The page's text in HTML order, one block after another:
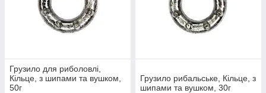
Грузило для риболовлі,
Кільце, з шипами та вушком,
50г
Грузило рибальське, Кільце, з
шипами та вушком, 30г